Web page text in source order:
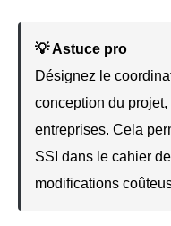
💡 Astuce pro
Désignez le
conception du
entreprises. Cela
SSI dans le cahier
modifications